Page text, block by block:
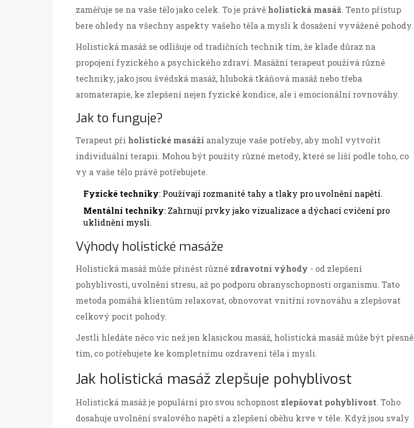
zaměřuje se na vaše tělo jako celek. To je právě holistická masáž. Tento přístup
bere ohledy na všechny aspekty vašeho těla a mysli k dosažení vyvážené pohody.
Holistická masáž se odlišuje od tradičních technik tím, že klade důraz na
propojení fyzického a psychického zdraví. Masážní terapeut používá různé
techniky, jako jsou švédská masáž, hluboká tkáňová masáž nebo třeba
aromaterapie, ke zlepšení nejen fyzické kondice, ale i emocionální rovnováhy.
Jak to funguje?
Terapeut při holistické masáži analyzuje vaše potřeby, aby mohl vytvořit
individuální terapii. Mohou být použity různé metody, které se liší podle toho, co
vy a vaše tělo právě potřebujete.
Fyzické techniky: Používají rozmanité tahy a tlaky pro uvolnění napětí.
Mentální techniky: Zahrnují prvky jako vizualizace a dýchací cvičení pro
uklidnění mysli.
Výhody holistické masáže
Holistická masáž může přinést různé zdravotní výhody - od zlepšení
pohyblivosti, uvolnění stresu, až po podporu obranyschopnosti organismu. Tato
metoda pomáhá klientům relaxovat, obnovovat vnitřní rovnováhu a zlepšovat
celkový pocit pohody.
Jestli hledáte něco víc než jen klasickou masáž, holistická masáž může být přesně
tím, co potřebujete ke kompletnímu ozdravení těla i mysli.
Jak holistická masáž zlepšuje pohyblivost
Holistická masáž je populární pro svou schopnost zlepšovat pohyblivost. Toho
dosahuje uvolnění svalového napětí a zlepšení oběhu krve v těle. Když jsou svaly